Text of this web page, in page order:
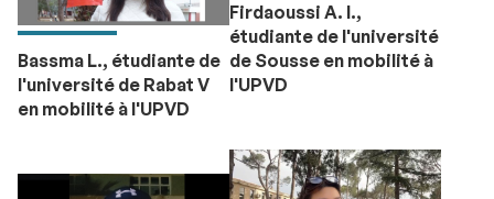
Firdaoussi A. I.,
étudiante de l'université
de Sousse en mobilité à
l'UPVD
Bassma L., étudiante de
l'université de Rabat V
en mobilité à l'UPVD